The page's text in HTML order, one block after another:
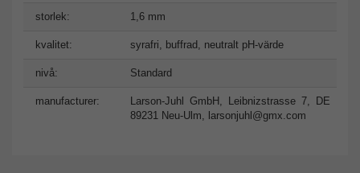
storlek: 1,6 mm
kvalitet: syrafri, buffrad, neutralt pH-värde
nivå: Standard
manufacturer:
Larson-Juhl GmbH, Leibnizstrasse 7, DE
89231 Neu-Ulm, larsonjuhl@gmx.com